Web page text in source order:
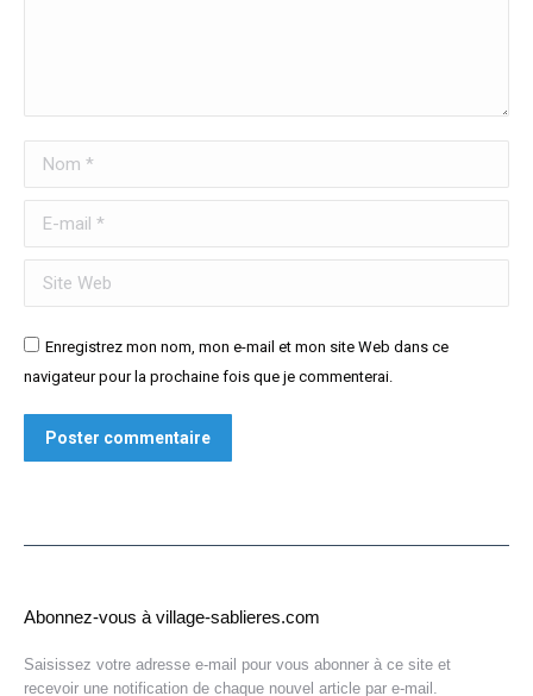
Nom *
E-mail *
Site Web
Enregistrez mon nom, mon e-mail et mon site Web dans ce
navigateur pour la prochaine fois que je commenterai.
Poster commentaire
Abonnez-vous à village-sablieres.com
Saisissez votre adresse e-mail pour vous abonner à ce site et
recevoir une notification de chaque nouvel article par e-mail.